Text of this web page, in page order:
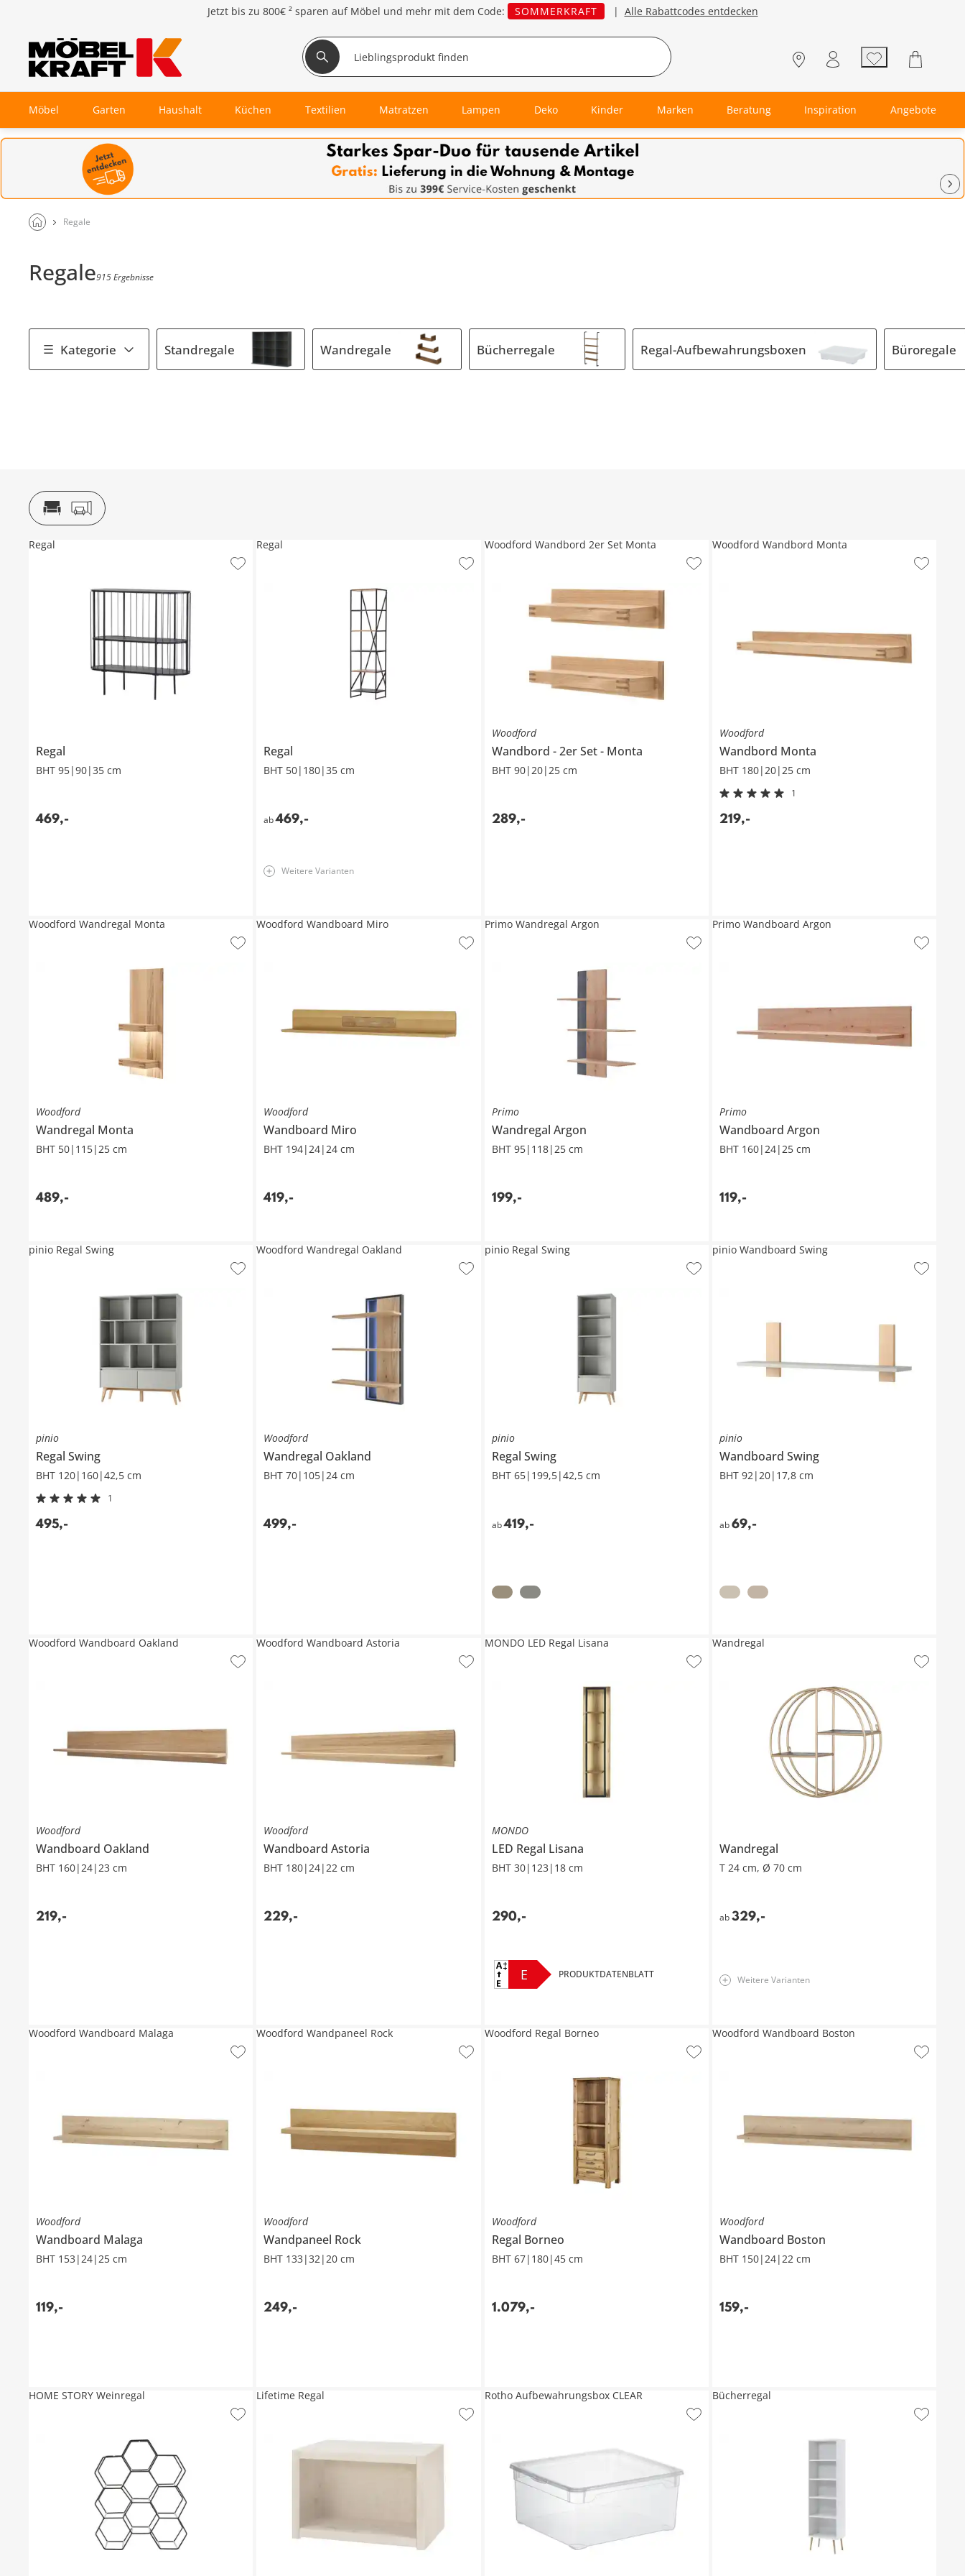
Jetzt bis zu 800€ ² sparen auf Möbel und mehr mit dem Code: SOMMERKRAFT | Alle Rabattcodes entdecken
Möbel Garten Haushalt Küchen Textilien Matratzen Lampen Deko Kinder Marken Beratung Inspiration Angebote
Regale
Regale915 Ergebnisse
Kategorie Standregale Wandregale Bücherregale Regal-Aufbewahrungsboxen Büroregale
Regal
BHT 95|90|35 cm
469,-
Regal
Regal
BHT 50|180|35 cm
ab 469,-
Regal
Weitere Varianten
Woodford
Wandbord 2er Set Monta
BHT 90|20|25 cm
289,-
Woodford Wandbord 2er Set Monta
Woodford
Wandbord Monta
BHT 180|20|25 cm
1
219,-
Woodford Wandbord Monta
Woodford
Wandregal Monta
BHT 50|115|25 cm
489,-
Woodford Wandregal Monta
Woodford
Wandboard Miro
BHT 194|24|24 cm
419,-
Woodford Wandboard Miro
Primo
Wandregal Argon
BHT 95|118|25 cm
199,-
Primo Wandregal Argon
Primo
Wandboard Argon
BHT 160|24|25 cm
119,-
Primo Wandboard Argon
pinio
RegalSwing
BHT 120|160|42,5 cm
1
495,-
pinio Regal Swing
Woodford
Wandregal Oakland
BHT 70|105|24 cm
499,-
Woodford Wandregal Oakland
pinio
Regal Swing
BHT 65|199,5|42,5 cm
ab419,-
pinio Regal Swing
pinio
Wandboard Swing
BHT 92|20|17,8 cm
ab 69,-
pinio Wandboard Swing
Woodford
Wandboard Oakland
BHT 160|24|23 cm
219,-
Woodford Wandboard Oakland
Woodford
WandboardAstoria
BHT 180|24|22 cm
229,-
Woodford Wandboard Astoria
MONDO
LED Regal Lisana
BHT 30|123|18 cm
290,-
MONDO LED Regal Lisana
E PRODUKTDATENBLATT
Wandregal
T 24 cm, Ø 70 cm
ab 329,-
Wandregal
Weitere Varianten
Woodford
Wandboard Malaga
BHT 153|24|25 cm
119,-
Woodford Wandboard Malaga
Woodford
Wandpaneel Rock
BHT 133|32|20 cm
249,-
Woodford Wandpaneel Rock
Woodford
Regal Borneo
BHT 67|180|45 cm
1.079,-
Woodford Regal Borneo
Woodford
Wandboard Boston
BHT 150|24|22 cm
159,-
Woodford Wandboard Boston
HOME STORY Weinregal Lifetime Regal Rotho Aufbewahrungsbox CLEAR Bücherregal